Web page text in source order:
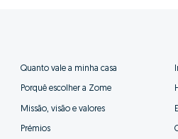
Quanto vale a minha casa
Porquê escolher a Zome
Missão, visão e valores
Prémios